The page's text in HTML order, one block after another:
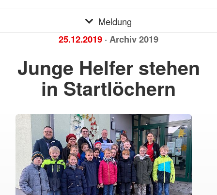
Meldung
25.12.2019 · Archiv 2019
Junge Helfer stehen
in Startlöchern